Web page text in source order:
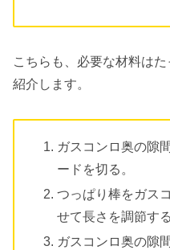
こちらも、必要な材料は
紹介します。
ガスコンロ奥の隙
ードを切る。
つっぱり棒をガス
せて長さを調節する
ガスコンロ奥の隙